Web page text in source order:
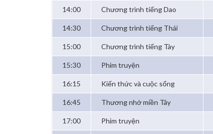
14:00 Chương trình tiếng Dao
14:30 Chương trình tiếng Thái
15:00 Chương trình tiếng Tày
15:30 Phim truyện
16:15 Kiến thức và cuộc sống
16:45 Thương nhớ miền Tây
17:00 Phim truyện